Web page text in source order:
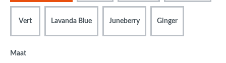
Vert Lavanda Blue Juneberry Ginger
Maat